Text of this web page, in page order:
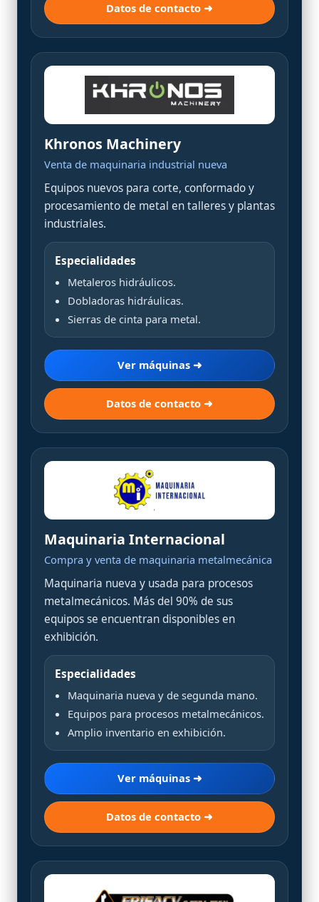
Datos de contacto ➜
Khronos Machinery
Venta de maquinaria industrial nueva
Equipos nuevos para corte, conformado y
procesamiento de metal en talleres y plantas
industriales.
Especialidades
Metaleros hidráulicos.
Dobladoras hidráulicas.
Sierras de cinta para metal.
Ver máquinas ➜
Datos de contacto ➜
Maquinaria Internacional
Compra y venta de maquinaria metalmecánica
Maquinaria nueva y usada para procesos
metalmecánicos. Más del 90% de sus
equipos se encuentran disponibles en
exhibición.
Especialidades
Maquinaria nueva y de segunda mano.
Equipos para procesos metalmecánicos.
Amplio inventario en exhibición.
Ver máquinas ➜
Datos de contacto ➜